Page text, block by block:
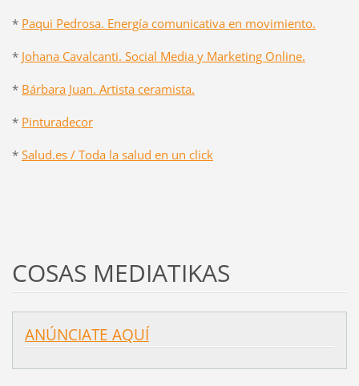
* Paqui Pedrosa. Energía comunicativa en movimiento.
* Johana Cavalcanti. Social Media y Marketing Online.
* Bárbara Juan. Artista ceramista.
* Pinturadecor
* Salud.es / Toda la salud en un click
COSAS MEDIATIKAS
ANÚNCIATE AQUÍ